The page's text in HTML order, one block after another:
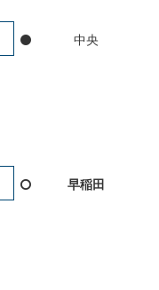
中央
早稲田